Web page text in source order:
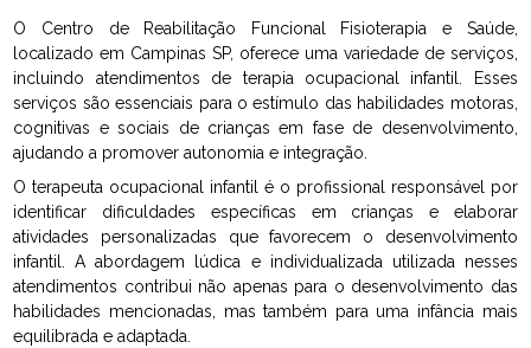
O Centro de Reabilitação Funcional Fisioterapia e Saúde,
localizado em Campinas SP, oferece uma variedade de serviços,
incluindo atendimentos de terapia ocupacional infantil. Esses
serviços são essenciais para o estímulo das habilidades motoras,
cognitivas e sociais de crianças em fase de desenvolvimento,
ajudando a promover autonomia e integração.
O terapeuta ocupacional infantil é o profissional responsável por
identificar dificuldades específicas em crianças e elaborar
atividades personalizadas que favorecem o desenvolvimento
infantil. A abordagem lúdica e individualizada utilizada nesses
atendimentos contribui não apenas para o desenvolvimento das
habilidades mencionadas, mas também para uma infância mais
equilibrada e adaptada.